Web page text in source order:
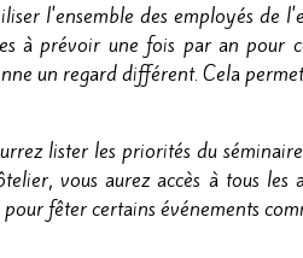
l'ensemble des employés de
à prévoir une fois par an pour
un regard différent. Cela
lister les priorités du
vous aurez accès à tous
fêter certains événements